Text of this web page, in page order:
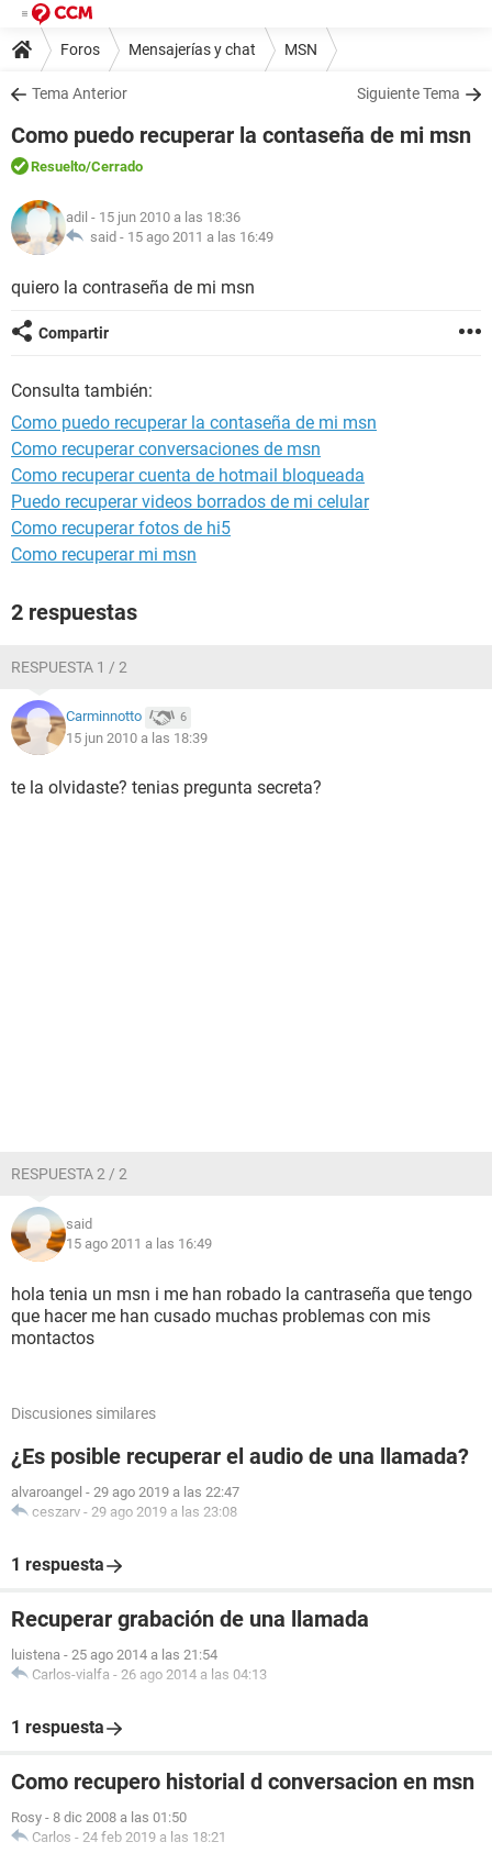
Foros Mensajerías y chat MSN
Tema Anterior Siguiente Tema
Como puedo recuperar la contaseña de mi msn
Resuelto/Cerrado
adil - 15 jun 2010 a las 18:36
said - 15 ago 2011 a las 16:49
quiero la contraseña de mi msn
Compartir
Consulta también:
Como puedo recuperar la contaseña de mi msn
Como recuperar conversaciones de msn
Como recuperar cuenta de hotmail bloqueada
Puedo recuperar videos borrados de mi celular
Como recuperar fotos de hi5
Como recuperar mi msn
2 respuestas
RESPUESTA 1 / 2
Carminnotto 6
15 jun 2010 a las 18:39
te la olvidaste? tenias pregunta secreta?
RESPUESTA 2 / 2
said
15 ago 2011 a las 16:49
hola tenia un msn i me han robado la cantraseña que tengo
que hacer me han cusado muchas problemas con mis
montactos
Discusiones similares
¿Es posible recuperar el audio de una llamada?
alvaroangel - 29 ago 2019 a las 22:47
ceszarv - 29 ago 2019 a las 23:08
1 respuesta
Recuperar grabación de una llamada
luistena - 25 ago 2014 a las 21:54
Carlos-vialfa - 26 ago 2014 a las 04:13
1 respuesta
Como recupero historial d conversacion en msn
Rosy - 8 dic 2008 a las 01:50
Carlos - 24 feb 2019 a las 18:21